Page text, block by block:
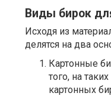
Виды бирок
Исходя из
делятся на два
Картонные
того, на
картонных